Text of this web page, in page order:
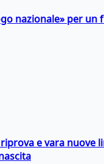
nazionale» per
e vara nuove